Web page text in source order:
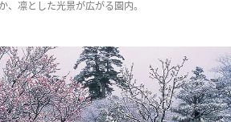
、凛とした光景が広がる園内。